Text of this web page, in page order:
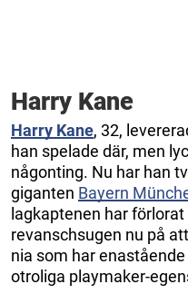
Harry Kane
Harry Kane, 32,
han spelade där, men
någonting. Nu har han
giganten Bayern
lagkaptenen har
revanschsugen nu på
nia som har
otroliga playmaker-